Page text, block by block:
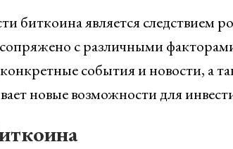
биткоина является следствием
с различными
события и новости, а
новые возможности для